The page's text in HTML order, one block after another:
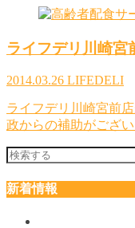
ライフデリ川崎宮
2014.03.26 LIFEDELI
ライフデリ川崎宮前
政からの補助がござ
新着情報